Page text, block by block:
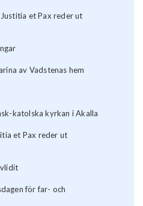
et Pax reder ut
av Vadstenas hem
katolska kyrkan i Akalla
et Pax reder ut
för far- och